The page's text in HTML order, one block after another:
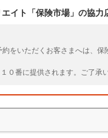
イト「保険市場」の協力
をいただくお客さまへは、
０番に提供されます。ご了承